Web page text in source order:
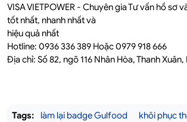
VISA VIETPOWER - Chuyên gia Tư vấn hồ sơ
tốt nhất, nhanh nhất và
hiệu quả nhất
Hotline: 0936 336 389 Hoặc 0979 918 666
Địa chỉ: Số 82, ngõ 116 Nhân Hòa, Thanh Xuân,
Tags: làm lại badge Gulfood
khôi phục